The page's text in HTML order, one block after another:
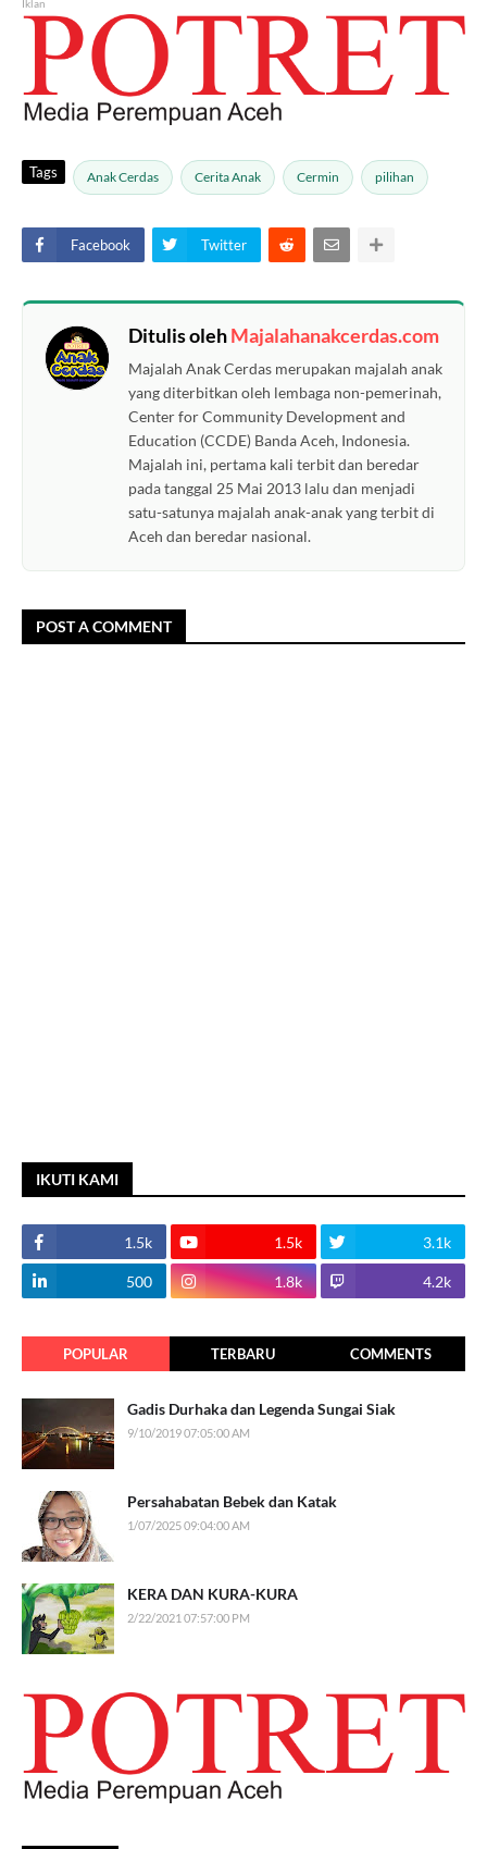
Iklan
Tags Anak Cerdas Cerita Anak Cermin pilihan
Facebook Twitter
Ditulis olehMajalahanakcerdas.com
Majalah Anak Cerdas merupakan majalah anak
yang diterbitkan oleh lembaga non-pemerinah,
Center for Community Development and
Education (CCDE) Banda Aceh, Indonesia.
Majalah ini, pertama kali terbit dan beredar
pada tanggal 25 Mai 2013 lalu dan menjadi
satu-satunya majalah anak-anak yang terbit di
Aceh dan beredar nasional.
POST A COMMENT
IKUTI KAMI
1.5k 1.5k 3.1k
500 1.8k 4.2k
POPULAR TERBARU COMMENTS
Gadis Durhaka dan Legenda Sungai Siak
9/10/2019 07:05:00 AM
Persahabatan Bebek dan Katak
1/07/2025 09:04:00 AM
KERA DAN KURA-KURA
2/22/2021 07:57:00 PM